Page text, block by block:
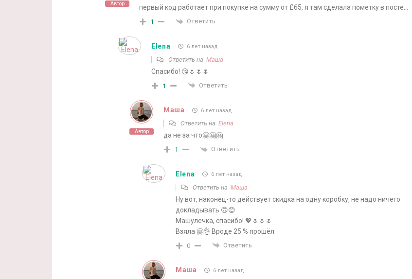
Автор первый код работает при покупке на сумму от £65, я там сделала пометку в посте…
1 Ответить
Elena 6 лет назад
Ответить на Маша
Спасибо! 😘🌷🌷🌷
1 Ответить
Автор
Маша 6 лет назад
Ответить на Elena
да не за что🤗🤗🤗
1 Ответить
Elena 6 лет назад
Ответить на Маша
Ну вот, наконец-то действует скидка на одну коробку, не надо ничего
докладывать 🙃😊
Машулечка, спасибо! 💖🌷🌷🌷
Взяла 🤗👌 Вроде 25 % прошёл
0 Ответить
Маша 6 лет назад